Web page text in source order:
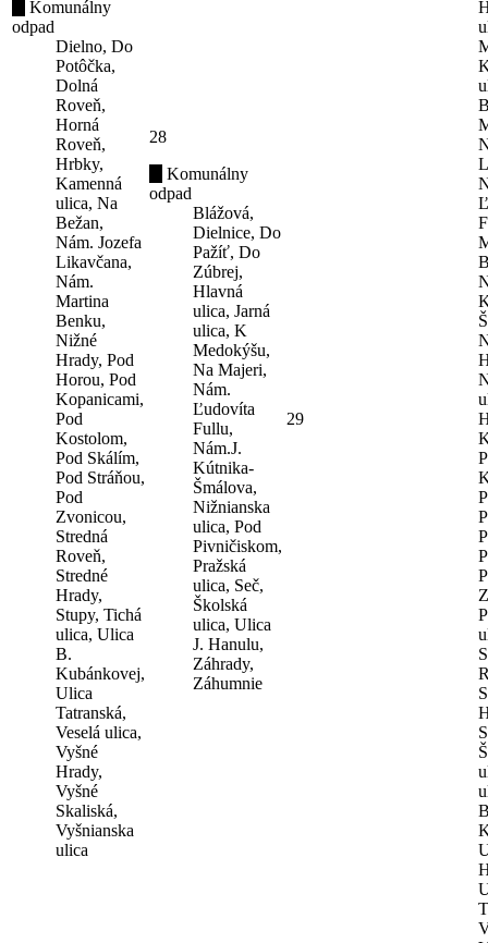
Komunálny
odpad
Dielno, Do
Potôčka,
Dolná
Roveň,
Horná
Roveň,
Hrbky,
Kamenná
ulica, Na
Bežan,
Nám. Jozefa
Likavčana,
Nám.
Martina
Benku,
Nižné
Hrady, Pod
Horou, Pod
Kopanicami,
Pod
Kostolom,
Pod Skálím,
Pod Stráňou,
Pod
Zvonicou,
Stredná
Roveň,
Stredné
Hrady,
Stupy, Tichá
ulica, Ulica
B.
Kubánkovej,
Ulica
Tatranská,
Veselá ulica,
Vyšné
Hrady,
Vyšné
Skaliská,
Vyšnianska
ulica
28
Komunálny
odpad
Blážová,
Dielnice, Do
Pažíť, Do
Zúbrej,
Hlavná
ulica, Jarná
ulica, K
Medokýšu,
Na Majeri,
Nám.
Ľudovíta
Fullu,
Nám.J.
Kútnika-
Šmálova,
Nižnianska
ulica, Pod
Pivničiskom,
Pražská
ulica, Seč,
Školská
ulica, Ulica
J. Hanulu,
Záhrady,
Záhumnie
29